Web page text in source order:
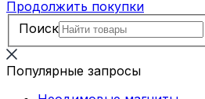
Продолжить покупки
Поиск
Популярные запросы